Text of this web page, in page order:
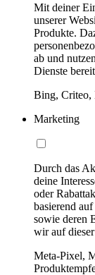
Mit deiner
unserer
Produkte.
ab und
Dienste
Bing, Criteo,
Marketing
Durch das
deine
oder
basierend
sowie deren
wir auf
Meta-Pixel,